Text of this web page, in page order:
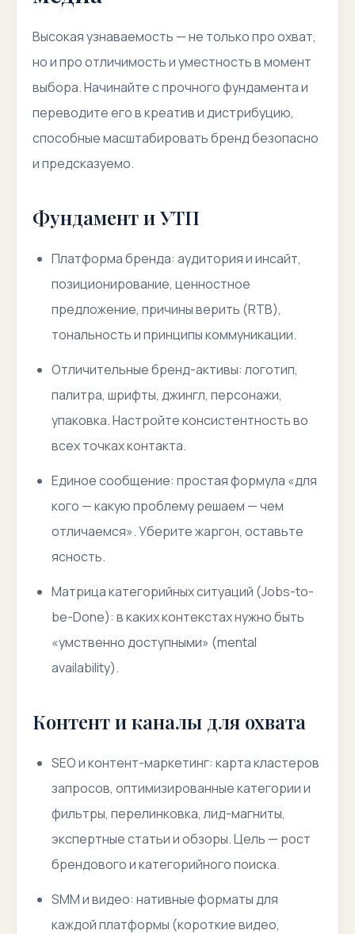
Высокая узнаваемость — не только про охват,
но и про отличимость и уместность в момент
выбора. Начинайте с прочного фундамента и
переводите его в креатив и дистрибуцию,
способные масштабировать бренд безопасно
и предсказуемо.
Фундамент и УТП
Платформа бренда: аудитория и инсайт,
позиционирование, ценностное
предложение, причины верить (RTB),
тональность и принципы коммуникации.
Отличительные бренд-активы: логотип,
палитра, шрифты, джингл, персонажи,
упаковка. Настройте консистентность во
всех точках контакта.
Единое сообщение: простая формула «для
кого — какую проблему решаем — чем
отличаемся». Уберите жаргон, оставьте
ясность.
Матрица категорийных ситуаций (Jobs-to-
be-Done): в каких контекстах нужно быть
«умственно доступными» (mental
availability).
Контент и каналы для охвата
SEO и контент-маркетинг: карта кластеров
запросов, оптимизированные категории и
фильтры, перелинковка, лид-магниты,
экспертные статьи и обзоры. Цель — рост
брендового и категорийного поиска.
SMM и видео: нативные форматы для
каждой платформы (короткие видео,